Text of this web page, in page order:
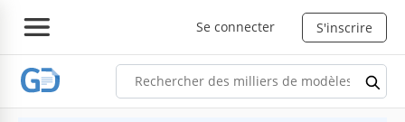
Se connecter S'inscrire